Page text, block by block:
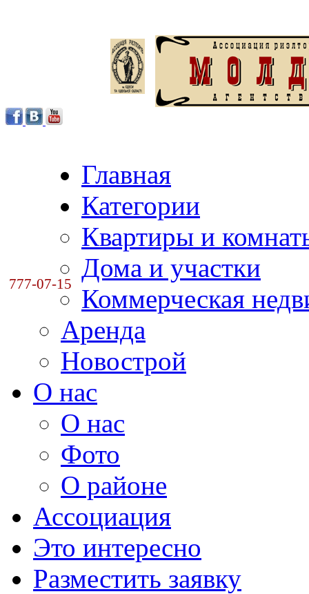
777-07-15
Главная
Категории
Квартиры и
Дома и участки
Коммерческая
Аренда
Новострой
О нас
О нас
Фото
О районе
Ассоциация
Это интересно
Разместить заявку